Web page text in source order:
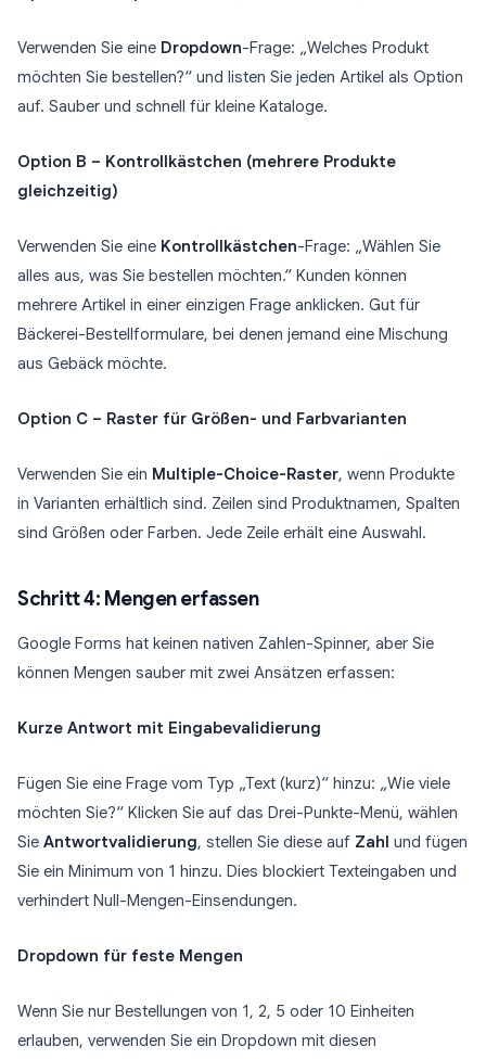
Verwenden Sie eine Dropdown-Frage: „Welches Produkt
möchten Sie bestellen?“ und listen Sie jeden Artikel als Option
auf. Sauber und schnell für kleine Kataloge.
Option B – Kontrollkästchen (mehrere Produkte
gleichzeitig)
Verwenden Sie eine Kontrollkästchen-Frage: „Wählen Sie
alles aus, was Sie bestellen möchten.“ Kunden können
mehrere Artikel in einer einzigen Frage anklicken. Gut für
Bäckerei-Bestellformulare, bei denen jemand eine Mischung
aus Gebäck möchte.
Option C – Raster für Größen- und Farbvarianten
Verwenden Sie ein Multiple-Choice-Raster, wenn Produkte
in Varianten erhältlich sind. Zeilen sind Produktnamen, Spalten
sind Größen oder Farben. Jede Zeile erhält eine Auswahl.
Schritt 4: Mengen erfassen
Google Forms hat keinen nativen Zahlen-Spinner, aber Sie
können Mengen sauber mit zwei Ansätzen erfassen:
Kurze Antwort mit Eingabevalidierung
Fügen Sie eine Frage vom Typ „Text (kurz)“ hinzu: „Wie viele
möchten Sie?“ Klicken Sie auf das Drei-Punkte-Menü, wählen
Sie Antwortvalidierung, stellen Sie diese auf Zahl und fügen
Sie ein Minimum von 1 hinzu. Dies blockiert Texteingaben und
verhindert Null-Mengen-Einsendungen.
Dropdown für feste Mengen
Wenn Sie nur Bestellungen von 1, 2, 5 oder 10 Einheiten
erlauben, verwenden Sie ein Dropdown mit diesen